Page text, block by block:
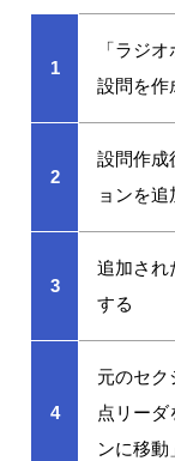
1
「ラジ
設問を作
2
設問作成
ョンを
3
追加され
する
4
元のセク
点リーダ
ンに移動